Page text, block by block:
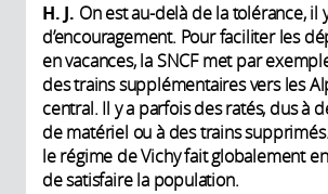
H. J. On est au-delà de la tolérance, il
d’encouragement. Pour faciliter les
en vacances, la SNCF met par
des trains supplémentaires vers les
central. Il y a parfois des ratés, dus à
de matériel ou à des trains
le régime de Vichy fait globalement
de satisfaire la population.